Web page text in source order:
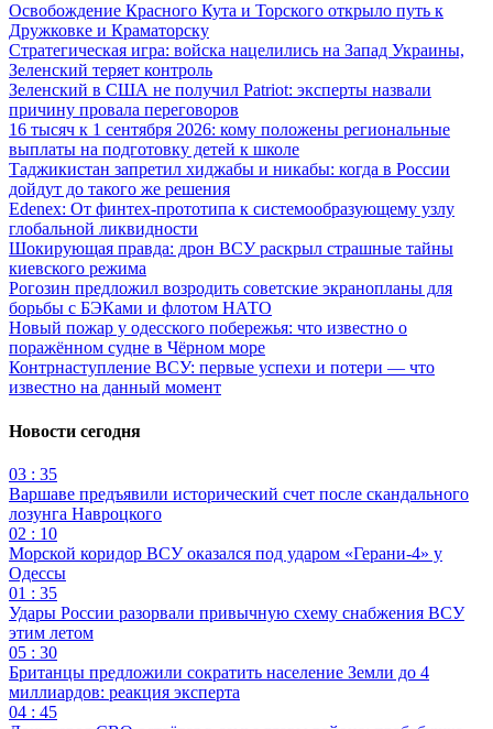
Освобождение Красного Кута и Торского открыло путь к
Дружковке и Краматорску
Стратегическая игра: войска нацелились на Запад Украины,
Зеленский теряет контроль
Зеленский в США не получил Patriot: эксперты назвали
причину провала переговоров
16 тысяч к 1 сентября 2026: кому положены региональные
выплаты на подготовку детей к школе
Таджикистан запретил хиджабы и никабы: когда в России
дойдут до такого же решения
Edenex: От финтех-прототипа к системообразующему узлу
глобальной ликвидности
Шокирующая правда: дрон ВСУ раскрыл страшные тайны
киевского режима
Рогозин предложил возродить советские экранопланы для
борьбы с БЭКами и флотом НАТО
Новый пожар у одесского побережья: что известно о
поражённом судне в Чёрном море
Контрнаступление ВСУ: первые успехи и потери — что
известно на данный момент
Новости сегодня
03 : 35
Варшаве предъявили исторический счет после скандального
лозунга Навроцкого
02 : 10
Морской коридор ВСУ оказался под ударом «Герани-4» у
Одессы
01 : 35
Удары России разорвали привычную схему снабжения ВСУ
этим летом
05 : 30
Британцы предложили сократить население Земли до 4
миллиардов: реакция эксперта
04 : 45